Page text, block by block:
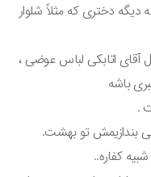
دختری که مثلاً شلوار
اتابکی لباس عوضی ،
باشه
بندازیمش تو بهشت.
کفاره..